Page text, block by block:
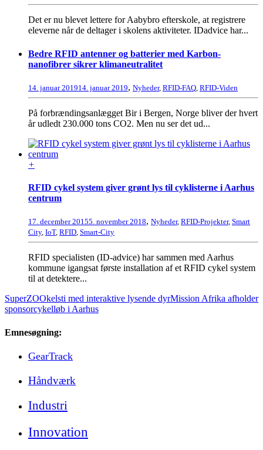
Det er nu blevet lettere for Aabybro efterskole, at registrere
eleverne når de deltager i skolens aktiviteter. IDadvice har...
Bedre RFID antenner og batterier med Karbon-
nanofibrer sikrer klimaneutralitet
14. januar 201914. januar 2019, Nyheder, RFID-FAQ RFID-Viden
På forbrændingsanlægget Bir i Bergen, Norge bliver der hvert
år udledt 230.000 tons CO2. Men nu ser det ud...
+
RFID cykel system giver grønt lys til cyklisterne i Aarhus
centrum
17. december 20155. november 2018, Nyheder, RFID-Projekter, Smart
City, IoT, RFID, Smart-City
RFID specialisten (ID-advice) har sammen med Aarhus
kommune igangsat første installation af et RFID cykel system
til at detektere...
SuperZOOkelsti med interaktive lysende dyrMission Afrika afholder
sponsorcykelløb i Aarhus
Emnesøgning:
GearTrack
Håndværk
Industri
Innovation